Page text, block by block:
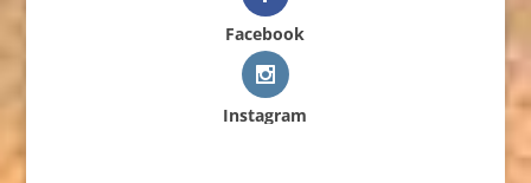
Facebook
Instagram